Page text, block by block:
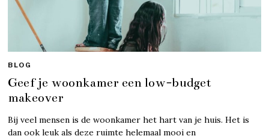
BLOG
Geef je woonkamer een low-budget
makeover
Bij veel mensen is de woonkamer het hart van je huis. Het is
dan ook leuk als deze ruimte helemaal mooi en